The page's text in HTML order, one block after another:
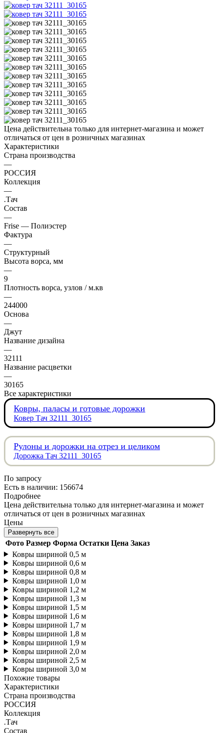
Цена действительна только для интернет-магазина и может
отличаться от цен в розничных магазинах
Характеристики
Страна производства
—
РОССИЯ
Коллекция
—
.Тач
Состав
—
Frise — Полиэстер
Фактура
—
Структурный
Высота ворса, мм
—
9
Плотность ворса, узлов / м.кв
—
244000
Основа
—
Джут
Название дизайна
—
32111
Название расцветки
—
30165
Все характеристики
Ковры, паласы и готовые дорожки
Ковер Тач 32111_30165
Рулоны и дорожки на отрез и целиком
Дорожка Тач 32111_30165
По запросу
Есть в наличии: 156674
Подробнее
Цена действительна только для интернет-магазина и может
отличаться от цен в розничных магазинах
Цены
Развернуть все
Фото Размер Форма Остатки Цена Заказ
Ковры шириной 0,5 м
Ковры шириной 0,6 м
Ковры шириной 0,8 м
Ковры шириной 1,0 м
Ковры шириной 1,2 м
Ковры шириной 1,3 м
Ковры шириной 1,5 м
Ковры шириной 1,6 м
Ковры шириной 1,7 м
Ковры шириной 1,8 м
Ковры шириной 1,9 м
Ковры шириной 2,0 м
Ковры шириной 2,5 м
Ковры шириной 3,0 м
Похожие товары
Характеристики
Страна производства
РОССИЯ
Коллекция
.Тач
Состав